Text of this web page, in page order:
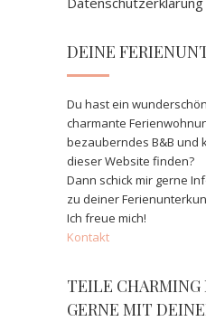
DEINE
Du hast ein
charmante
bezauberndes B&B und
dieser Website finden?
Dann schick mir gerne
zu deiner
Ich freue mich!
Kontakt
TEILE CHARMING
GERNE MIT